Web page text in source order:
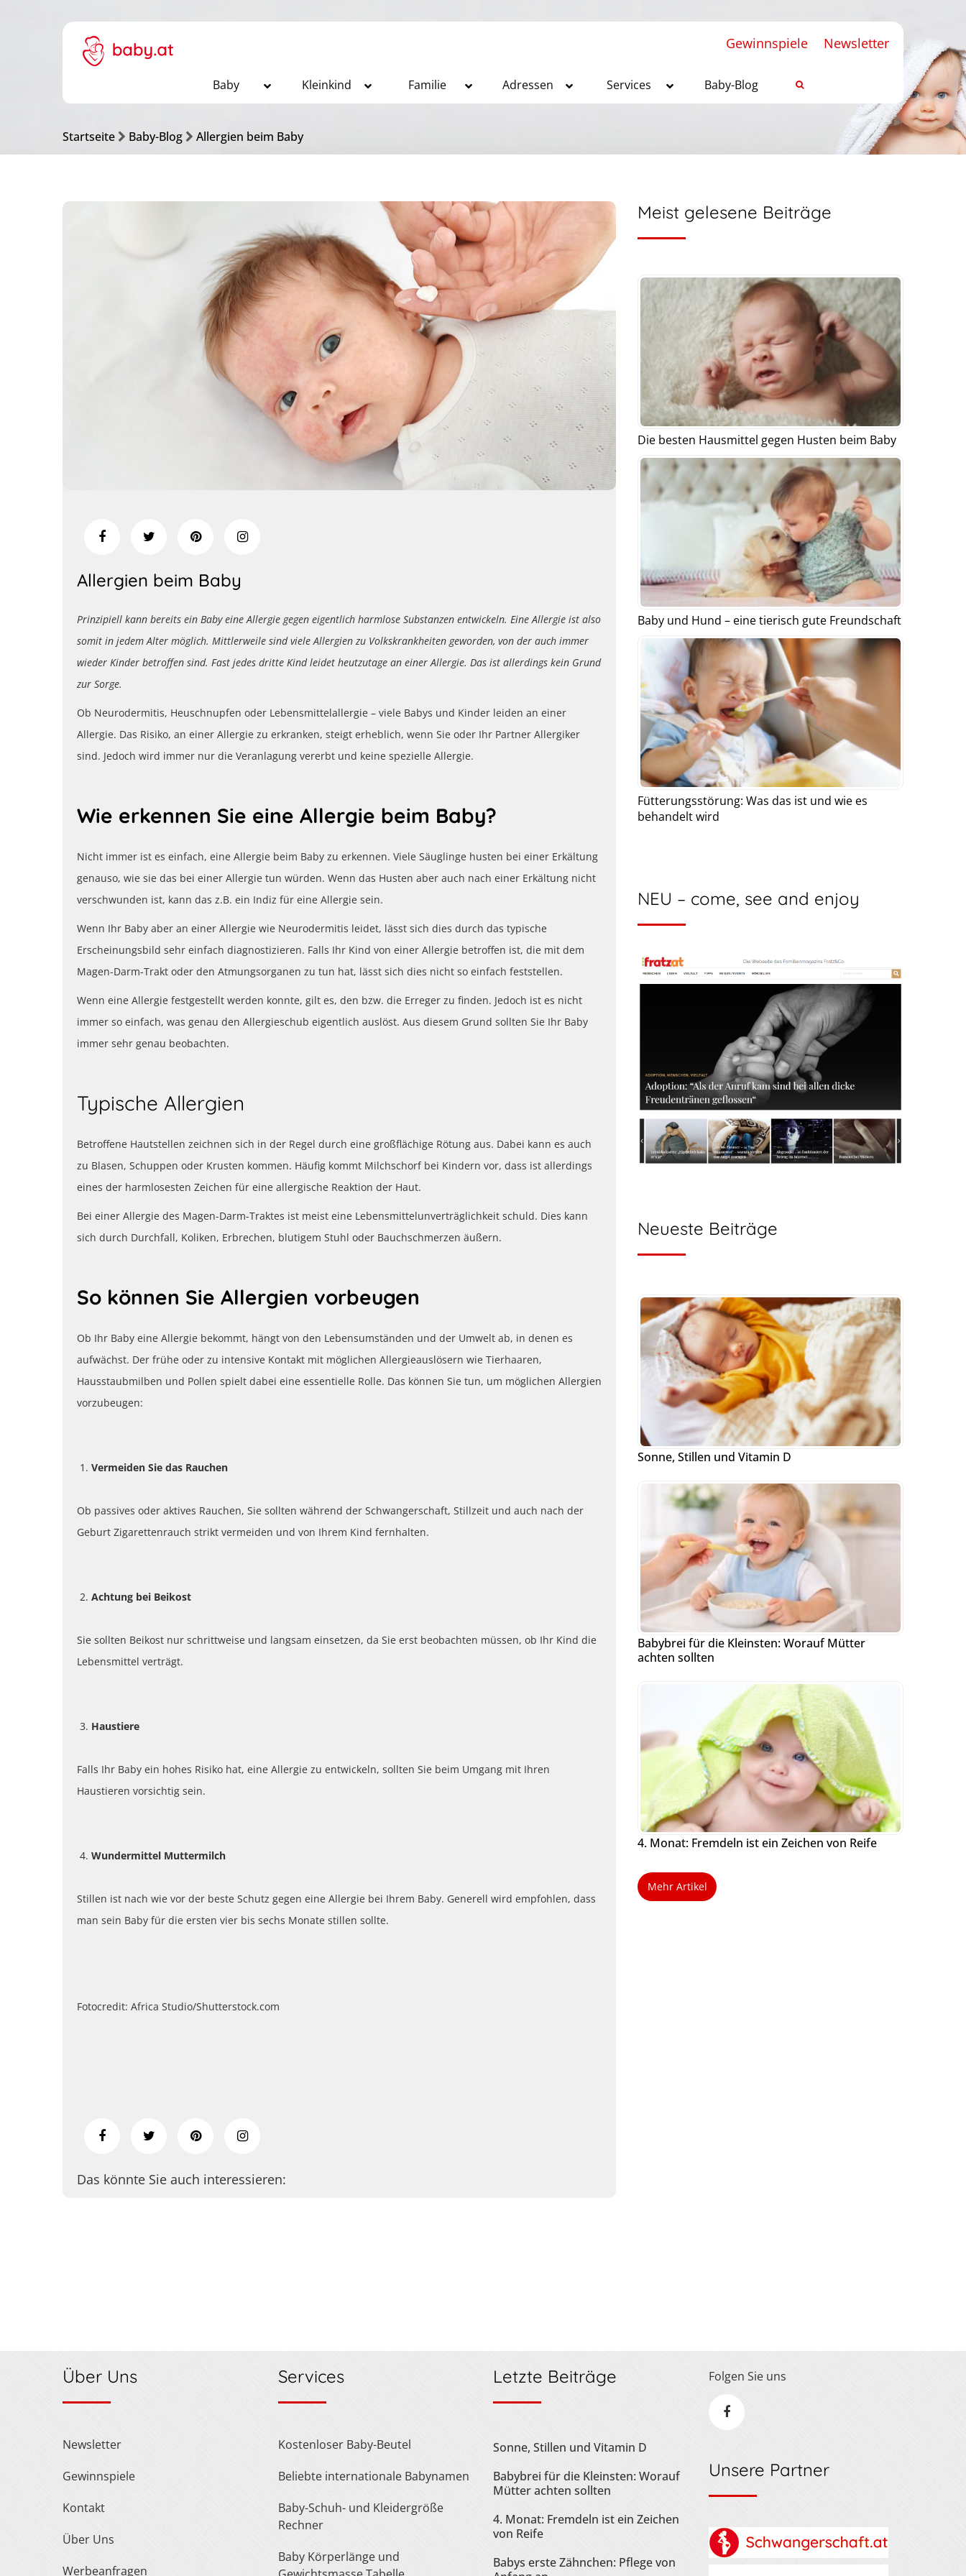
Gewinnspiele Newsletter
Baby Kleinkind Familie Adressen Services Baby-Blog
Startseite Baby-Blog Allergien beim Baby
Allergien beim Baby
Prinzipiell kann bereits ein Baby eine Allergie gegen eigentlich harmlose Substanzen entwickeln. Eine Allergie ist also
somit in jedem Alter möglich. Mittlerweile sind viele Allergien zu Volkskrankheiten geworden, von der auch immer
wieder Kinder betroffen sind. Fast jedes dritte Kind leidet heutzutage an einer Allergie. Das ist allerdings kein Grund
zur Sorge.
Ob Neurodermitis, Heuschnupfen oder Lebensmittelallergie – viele Babys und Kinder leiden an einer
Allergie. Das Risiko, an einer Allergie zu erkranken, steigt erheblich, wenn Sie oder Ihr Partner Allergiker
sind. Jedoch wird immer nur die Veranlagung vererbt und keine spezielle Allergie.
Wie erkennen Sie eine Allergie beim Baby?
Nicht immer ist es einfach, eine Allergie beim Baby zu erkennen. Viele Säuglinge husten bei einer Erkältung
genauso, wie sie das bei einer Allergie tun würden. Wenn das Husten aber auch nach einer Erkältung nicht
verschwunden ist, kann das z.B. ein Indiz für eine Allergie sein.
Wenn Ihr Baby aber an einer Allergie wie Neurodermitis leidet, lässt sich dies durch das typische
Erscheinungsbild sehr einfach diagnostizieren. Falls Ihr Kind von einer Allergie betroffen ist, die mit dem
Magen-Darm-Trakt oder den Atmungsorganen zu tun hat, lässt sich dies nicht so einfach feststellen.
Wenn eine Allergie festgestellt werden konnte, gilt es, den bzw. die Erreger zu finden. Jedoch ist es nicht
immer so einfach, was genau den Allergieschub eigentlich auslöst. Aus diesem Grund sollten Sie Ihr Baby
immer sehr genau beobachten.
Typische Allergien
Betroffene Hautstellen zeichnen sich in der Regel durch eine großflächige Rötung aus. Dabei kann es auch
zu Blasen, Schuppen oder Krusten kommen. Häufig kommt Milchschorf bei Kindern vor, dass ist allerdings
eines der harmlosesten Zeichen für eine allergische Reaktion der Haut.
Bei einer Allergie des Magen-Darm-Traktes ist meist eine Lebensmittelunverträglichkeit schuld. Dies kann
sich durch Durchfall, Koliken, Erbrechen, blutigem Stuhl oder Bauchschmerzen äußern.
So können Sie Allergien vorbeugen
Ob Ihr Baby eine Allergie bekommt, hängt von den Lebensumständen und der Umwelt ab, in denen es
aufwächst. Der frühe oder zu intensive Kontakt mit möglichen Allergieauslösern wie Tierhaaren,
Hausstaubmilben und Pollen spielt dabei eine essentielle Rolle. Das können Sie tun, um möglichen Allergien
vorzubeugen:
Vermeiden Sie das Rauchen
Ob passives oder aktives Rauchen, Sie sollten während der Schwangerschaft, Stillzeit und auch nach der
Geburt Zigarettenrauch strikt vermeiden und von Ihrem Kind fernhalten.
Achtung bei Beikost
Sie sollten Beikost nur schrittweise und langsam einsetzen, da Sie erst beobachten müssen, ob Ihr Kind die
Lebensmittel verträgt.
Haustiere
Falls Ihr Baby ein hohes Risiko hat, eine Allergie zu entwickeln, sollten Sie beim Umgang mit Ihren
Haustieren vorsichtig sein.
Wundermittel Muttermilch
Stillen ist nach wie vor der beste Schutz gegen eine Allergie bei Ihrem Baby. Generell wird empfohlen, dass
man sein Baby für die ersten vier bis sechs Monate stillen sollte.
Fotocredit: Africa Studio/Shutterstock.com
Das könnte Sie auch interessieren:
Meist gelesene Beiträge
Die besten Hausmittel gegen Husten beim Baby
Baby und Hund – eine tierisch gute Freundschaft
Fütterungsstörung: Was das ist und wie es
behandelt wird
NEU – come, see and enjoy
Neueste Beiträge
Sonne, Stillen und Vitamin D
Babybrei für die Kleinsten: Worauf Mütter
achten sollten
4. Monat: Fremdeln ist ein Zeichen von Reife
Mehr Artikel
Über Uns
Newsletter
Gewinnspiele
Kontakt
Über Uns
Werbeanfragen
Services
Kostenloser Baby-Beutel
Beliebte internationale Babynamen
Baby-Schuh- und Kleidergröße
Rechner
Baby Körperlänge und
Letzte Beiträge
Sonne, Stillen und Vitamin D
Babybrei für die Kleinsten: Worauf
Mütter achten sollten
4. Monat: Fremdeln ist ein Zeichen
von Reife
Babys erste Zähnchen: Pflege von
Folgen Sie uns
Unsere Partner